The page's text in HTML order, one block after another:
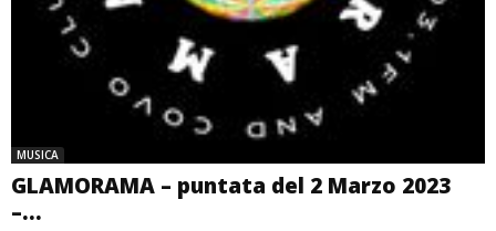
MUSICA
GLAMORAMA – puntata del 2 Marzo 2023
–...